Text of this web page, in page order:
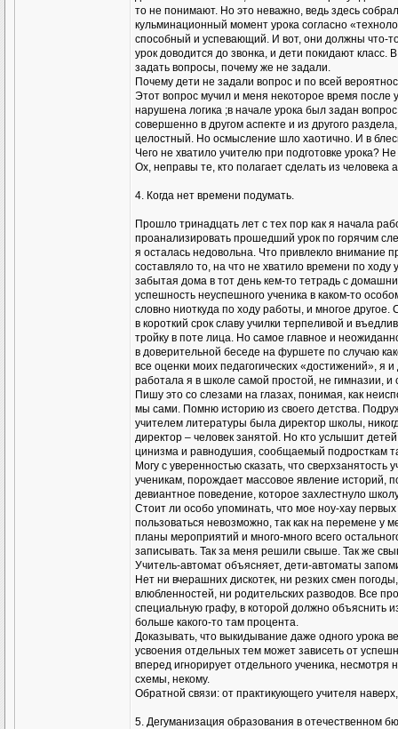
то не понимают. Но это неважно, ведь здесь
кульминационный момент урока согласно
способный и успевающий. И вот, они должны что-
урок доводится до звонка, и дети покидают
задать вопросы, почему же не задали.
Почему дети не задали вопрос и по всей
Этот вопрос мучил и меня некоторое время после
нарушена логика ;в начале урока был задан
совершенно в другом аспекте и из другого
целостный. Но осмысление шло хаотично. И в
Чего не хватило учителю при подготовке урока?
Ох, неправы те, кто полагает сделать из человека
4. Когда нет времени подумать.
Прошло тринадцать лет с тех пор как я начала
проанализировать прошедший урок по горячим
я осталась недовольна. Что привлекло внимание
составляло то, на что не хватило времени по
забытая дома в тот день кем-то тетрадь с
успешность неуспешного ученика в каком-то
словно ниоткуда по ходу работы, и многое
в короткий срок славу училки терпеливой и
тройку в поте лица. Но самое главное и
в доверительной беседе на фуршете по случаю
все оценки моих педагогических «достижений», я
работала я в школе самой простой, не гимназии, и
Пишу это со слезами на глазах, понимая, как
мы сами. Помню историю из своего детства.
учителем литературы была директор школы,
директор – человек занятой. Но кто услышит
цинизма и равнодушия, сообщаемый подросткам
Могу с уверенностью сказать, что
ученикам, порождает массовое явление историй,
девиантное поведение, которое захлестнуло
Стоит ли особо упоминать, что мое ноу-хау
пользоваться невозможно, так как на перемене у
планы мероприятий и много-много всего
записывать. Так за меня решили свыше. Так же
Учитель-автомат объясняет, дети-автоматы
Нет ни вчерашних дискотек, ни резких смен
влюбленностей, ни родительских разводов. Все
специальную графу, в которой должно объяснить
больше какого-то там процента.
Доказывать, что выкидывание даже одного урока
усвоения отдельных тем может зависеть от
вперед игнорирует отдельного ученика,
схемы, некому.
Обратной связи: от практикующего учителя
5. Дегуманизация образования в отечественном